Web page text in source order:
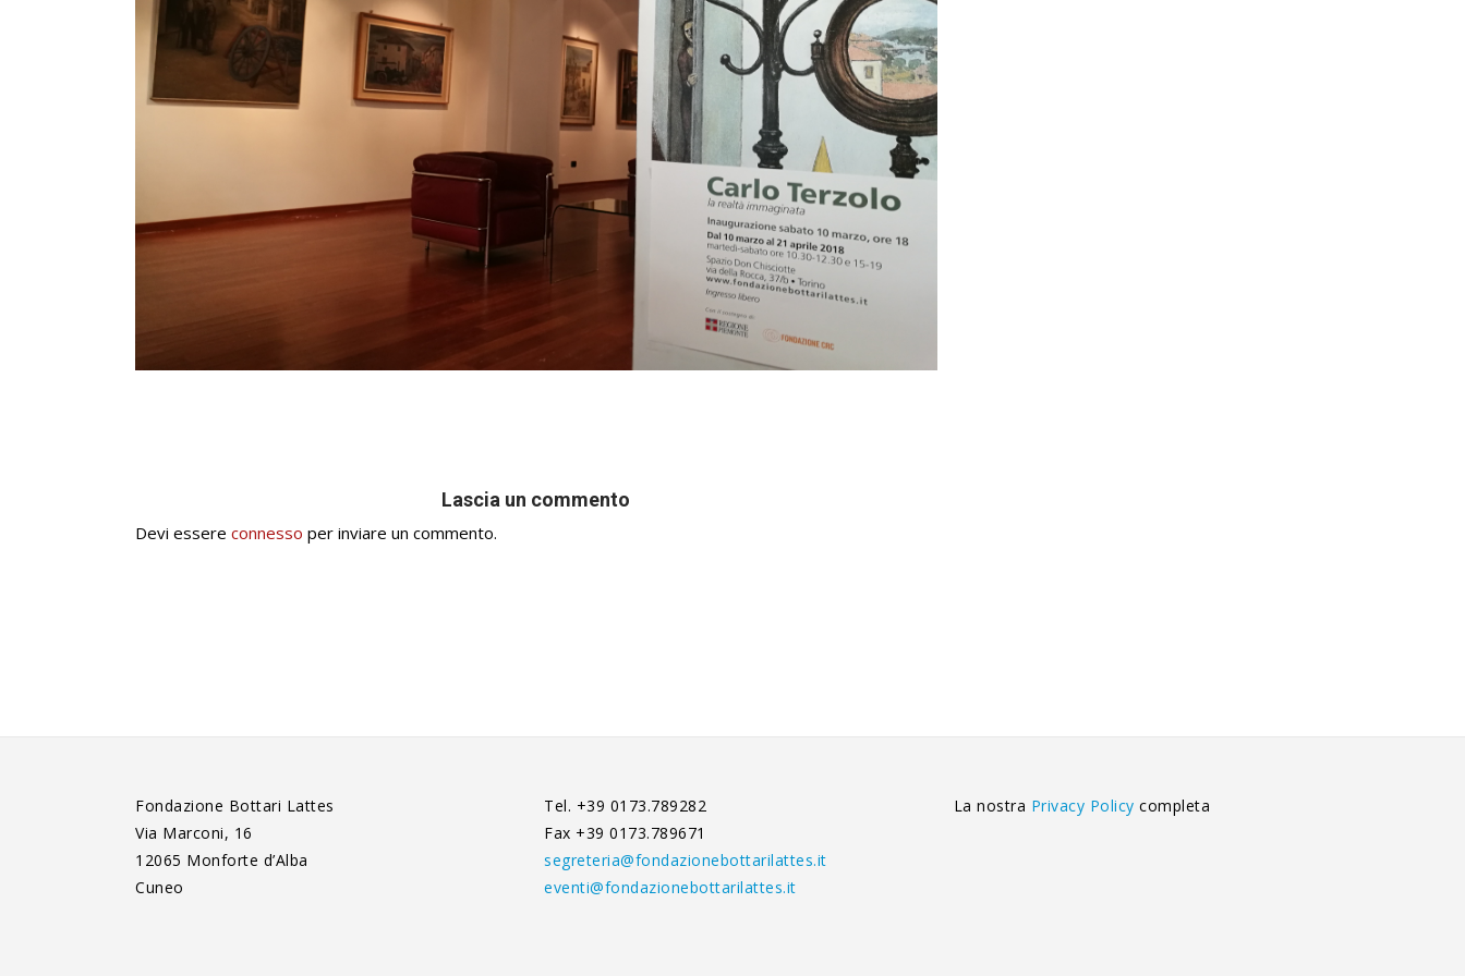
Lascia un commento
Devi essere connesso per inviare un commento.
Fondazione Bottari Lattes
Via Marconi, 16
12065 Monforte d’Alba
Cuneo
Tel. +39 0173.789282
Fax +39 0173.789671
segreteria@fondazionebottarilattes.it
eventi@fondazionebottarilattes.it
La nostra Privacy Policycompleta